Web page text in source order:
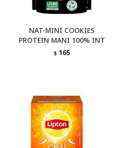
NAT-MINI COOKIES
PROTEIN MANI 100% INT
$ 165